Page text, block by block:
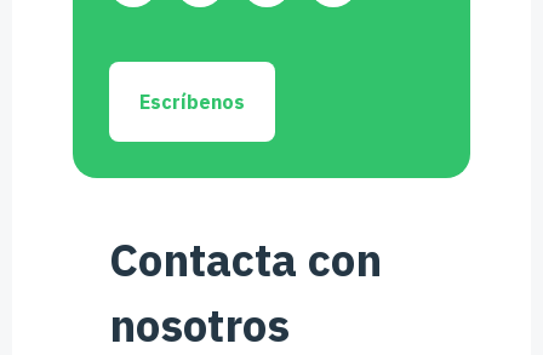
Escríbenos
Contacta con
nosotros